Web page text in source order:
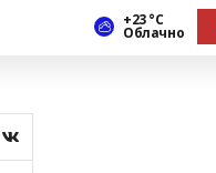
+23 °С
Облачно